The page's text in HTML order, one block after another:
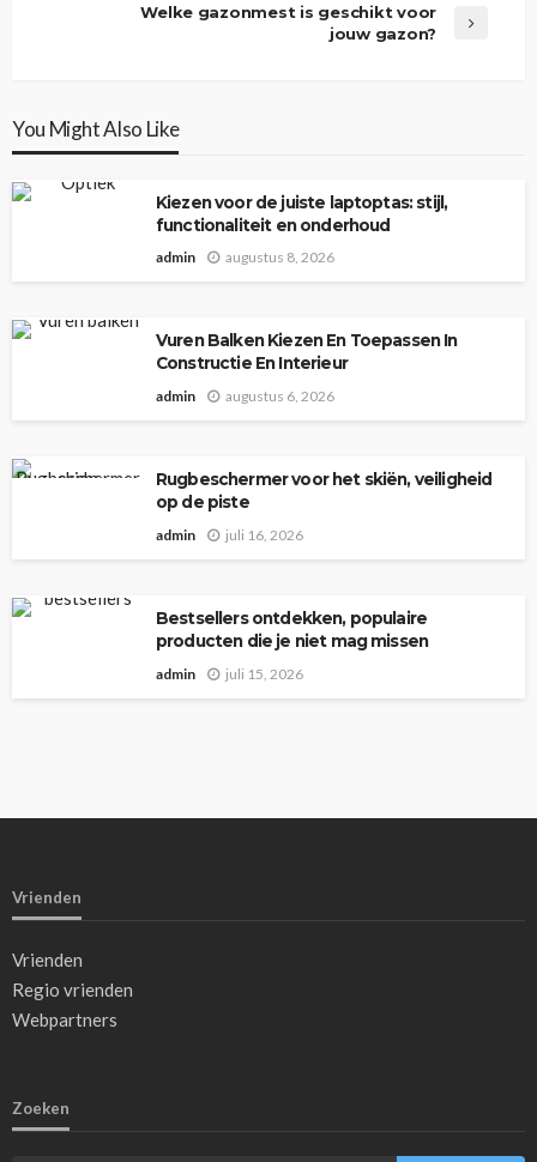
Welke gazonmest is geschikt voor
jouw gazon?
You Might Also Like
Kiezen voor de juiste laptoptas: stijl,
functionaliteit en onderhoud
admin augustus 8, 2026
Vuren Balken Kiezen En Toepassen In
Constructie En Interieur
admin augustus 6, 2026
Rugbeschermer voor het skiën, veiligheid
op de piste
admin juli 16, 2026
Bestsellers ontdekken, populaire
producten die je niet mag missen
admin juli 15, 2026
Vrienden
Vrienden
Regio vrienden
Webpartners
Zoeken